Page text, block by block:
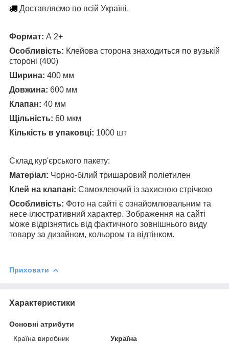
Доставляємо по всій Україні.
Формат: А 2+
Особливість: Клейова сторона знаходиться по вузькій
стороні (400)
Ширина: 400 мм
Довжина: 600 мм
Клапан: 40 мм
Щільність: 60 мкм
Кількість в упаковці: 1000 шт
Склад кур'єрського пакету:
Матеріал: Чорно-білий тришаровий поліетилен
Клей на клапані: Самоклеючий із захисною стрічкою
Особливість: Фото на сайті є ознайомлювальним та
несе ілюстративний характер. Зображення на сайті
може відрізнятись від фактичного зовнішнього виду
товару за дизайном, кольором та відтінком.
Приховати
Характеристики
Основні атрибути
Країна виробник
Україна